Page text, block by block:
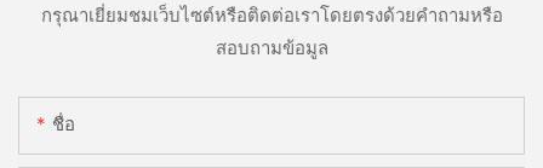
กรุณาเยี่ยมชมเว็บไซต์หรือติดต่อเราโดยตรงด้วยคำถามหรือ
สอบถามข้อมูล
ชื่อ